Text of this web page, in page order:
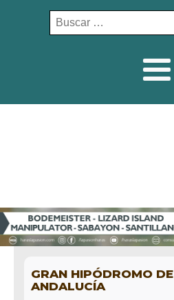
Buscar:
GRAN HIPÓDROMO DE
ANDALUCÍA